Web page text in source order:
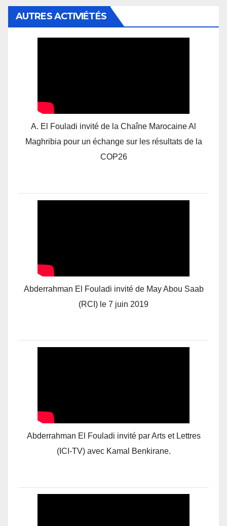
AUTRES ACTIVIÉTÉS
A. El Fouladi invité de la Chaîne Marocaine Al
Maghribia pour un échange sur les résultats de la
COP26
Abderrahman El Fouladi invité de May Abou Saab
(RCI) le 7 juin 2019
Abderrahman El Fouladi invité par Arts et Lettres
(ICI-TV) avec Kamal Benkirane.